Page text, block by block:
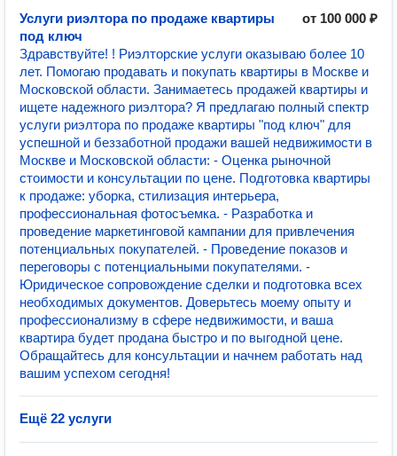
Услуги риэлтора по продаже квартиры
под ключ
от 100 000 ₽
Здравствуйте! ! Риэлторские услуги оказываю более 10
лет. Помогаю продавать и покупать квартиры в Москве и
Московской области. Занимаетесь продажей квартиры и
ищете надежного риэлтора? Я предлагаю полный спектр
услуги риэлтора по продаже квартиры "под ключ" для
успешной и беззаботной продажи вашей недвижимости в
Москве и Московской области: - Оценка рыночной
стоимости и консультации по цене. Подготовка квартиры
к продаже: уборка, стилизация интерьера,
профессиональная фотосъемка. - Разработка и
проведение маркетинговой кампании для привлечения
потенциальных покупателей. - Проведение показов и
переговоры с потенциальными покупателями. -
Юридическое сопровождение сделки и подготовка всех
необходимых документов. Доверьтесь моему опыту и
профессионализму в сфере недвижимости, и ваша
квартира будет продана быстро и по выгодной цене.
Обращайтесь для консультации и начнем работать над
вашим успехом сегодня!
Ещё 22 услуги